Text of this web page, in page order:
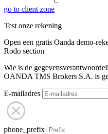
go to client zone
Test onze rekening
Open een gratis Oanda demo-
Rodo section
Wie is de
OANDA TMS Brokers S.A. is
E-mailadres
phone_prefix